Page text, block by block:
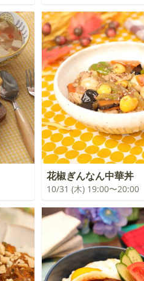
花椒ぎんなん中華丼
10/31 (木) 19:00〜20:00